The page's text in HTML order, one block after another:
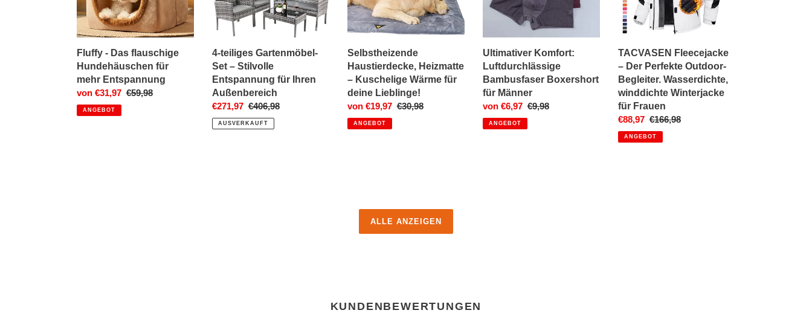
mehr
Entspannung
Fluffy - Das flauschige
Hundehäuschen für
mehr Entspannung
Sonderpreis
von €31,97 Normaler
€59,98
ANGEBOT
Entspannung
für
Ihren
4-teiliges Gartenmöbel-
Set – Stilvolle
Entspannung für Ihren
Außenbereich
Sonderpreis
€271,97 Normaler
Preis
€406,98
AUSVERKAUFT
für
deine
Lieblinge!
Selbstheizende
Haustierdecke, Heizmatte
– Kuschelige Wärme für
deine Lieblinge!
Sonderpreis
von €19,97 Normaler
€30,98
ANGEBOT
Männer
Ultimativer Komfort:
Luftdurchlässige
Bambusfaser Boxershort
für Männer
Sonderpreis
von €6,97 Normaler
Preis
€9,98
ANGEBOT
Begleiter.
Wasserdichte,
winddichte
für
Frauen
TACVASEN Fleecejacke
– Der Perfekte Outdoor-
Begleiter. Wasserdichte,
winddichte Winterjacke
für Frauen
Sonderpreis
€88,97 Normaler
Preis
€166,98
ANGEBOT
ALLE ANZEIGEN
KUNDENBEWERTUNGEN